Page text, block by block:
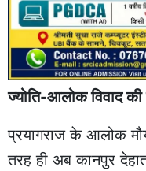
ज्योति-आलोक विवाद की
प्रयागराज के आलोक
तरह ही अब कानपुर